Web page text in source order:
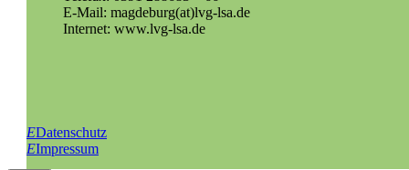
E-Mail: magdeburg(at)lvg-lsa.de
Internet: www.lvg-lsa.de
EDatenschutz
EImpressum